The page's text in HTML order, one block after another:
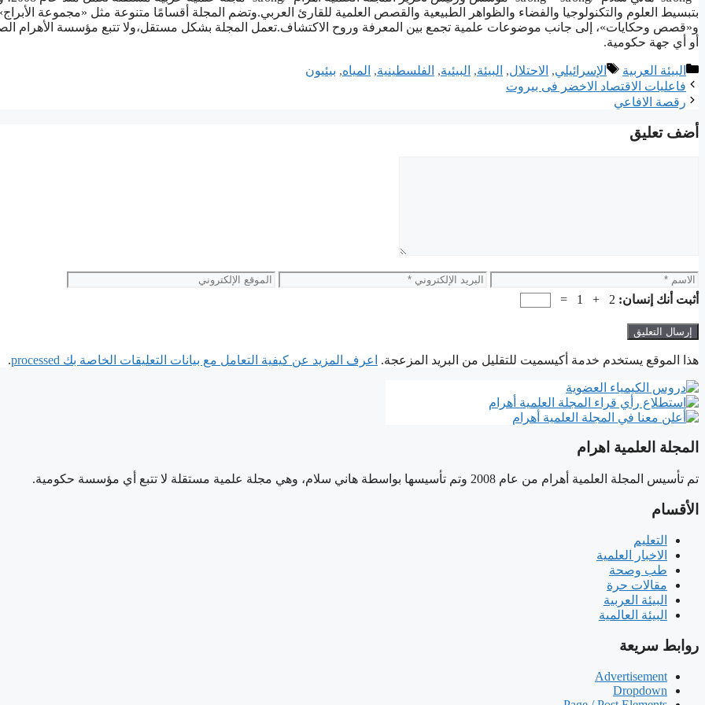
بتبسيط العلوم والتكنولوجيا والفضاء والظواهر الطبيعية والقصص العلمية للقارئ العربي.وتضم المجلة أقسامًا متنوعة مثل «مجموعة
و«قصص وحكايات»، إلى جانب موضوعات علمية تجمع بين المعرفة وروح الاكتشاف.تعمل المجلة بشكل مستقل،ولا تتبع مؤسسة الأهرام
أو أي جهة حكومية.
التصنيفات
البيئة العربية الوسوم
ﺍﻹﺳﺮﺍﺋﻴﻠﻲ, ﺍﻻﺣﺘﻼﻝ, البيئة, ﺍﻟﺒﻴﺌﻴﺔ, ﺍﻟﻔﻠﺴﻄﻴﻨﻴﺔ, ﺍﻟﻤﻴﺎﻩ, ﺑﻴﺌﻴﻮﻥ
ﻓﺎﻋﻠﻴﺎﺕ ﺍﻻﻗﺘﺼﺎﺩ ﺍﻻﺧﻀﺮ ﻓﻰ ﺑﻴﺮﻭﺕ
ﺭﻗﺼﺔ ﺍﻻﻓﺎﻋﻲ
أضف تعليق
الاسم
البريد
الموقع
أثبت أنك إنسان: 2 + 1 =
هذا الموقع يستخدم خدمة أكيسميت للتقليل من البريد المزعجة. اعرف المزيد عن كيفية التعامل مع بيانات التعليقات الخاصة بك processed .
المجلة العلمية اهرام
تم تأسيس المجلة العلمية أهرام من عام 2008 وتم تأسيسها بواسطة هاني سلام، وهي مجلة علمية مستقلة لا تتبع أي مؤسسة حكومية.
الأقسام
التعليم
الاخبار العلمية
طب وصحة
مقالات حرة
البيئة العربية
البيئة العالمية
روابط سريعة
Advertisement
Dropdown